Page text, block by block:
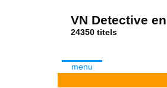
VN Detective
24350
menu